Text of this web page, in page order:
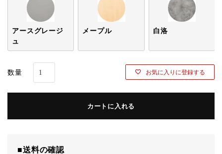
アースグレージ
ュ
メープル 白洛
お気に入りに登録する
カートに入れる
■送料の確認